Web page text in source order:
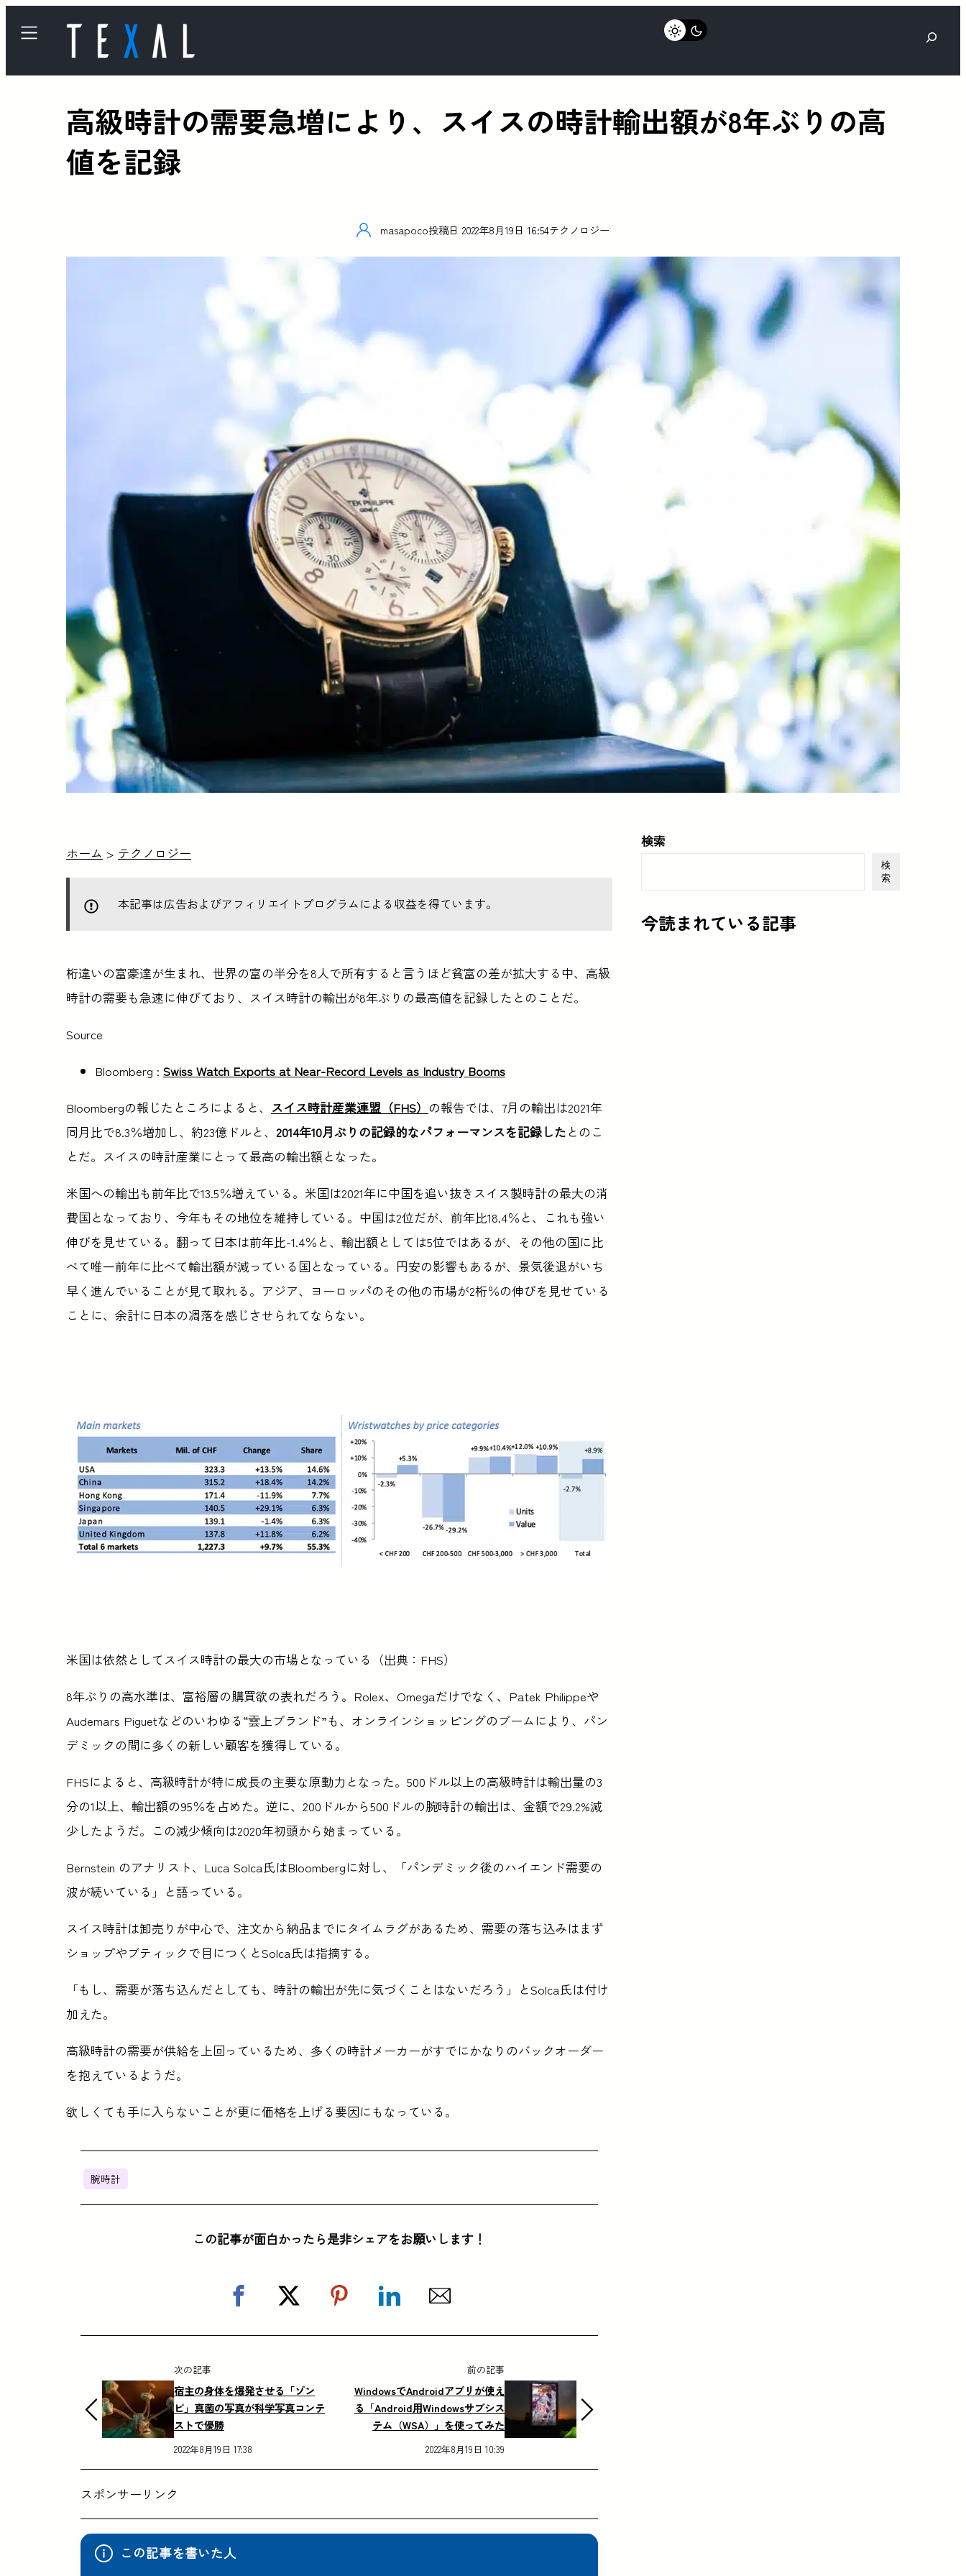
検
高級時計の需要急増により、スイスの時計輸出額が8年ぶりの高
値を記録
masapoco投稿日 2022年8月19日 16:54テクノロジー
ホーム > テクノロジー
本記事は広告およびアフィリエイトプログラムによる収益を得ています。
桁違いの富豪達が生まれ、世界の富の半分を8人で所有すると言うほど貧富の差が拡大する中、高級
時計の需要も急速に伸びており、スイス時計の輸出が8年ぶりの最高値を記録したとのことだ。
Source
Bloomberg : Swiss Watch Exports at Near-Record Levels as Industry Booms
Bloombergの報じたところによると、 スイス時計産業連盟（FHS） の報告では、7月の輸出は2021年
同月比で8.3％増加し、約23億ドルと、 2014年10月ぶりの記録的なパフォーマンスを記録した とのこ
とだ。スイスの時計産業にとって最高の輸出額となった。
米国への輸出も前年比で13.5％増えている。米国は2021年に中国を追い抜きスイス製時計の最大の消
費国となっており、今年もその地位を維持している。中国は2位だが、前年比18.4％と、これも強い
伸びを見せている。翻って日本は前年比-1.4％と、輸出額としては5位ではあるが、その他の国に比
べて唯一前年に比べて輸出額が減っている国となっている。円安の影響もあるが、景気後退がいち
早く進んでいることが見て取れる。アジア、ヨーロッパのその他の市場が2桁％の伸びを見せている
ことに、余計に日本の凋落を感じさせられてならない。
米国は依然としてスイス時計の最大の市場となっている（出典：FHS）
8年ぶりの高水準は、富裕層の購買欲の表れだろう。Rolex、Omegaだけでなく、Patek Philippeや
Audemars Piguetなどのいわゆる“雲上ブランド”も、オンラインショッピングのブームにより、パン
デミックの間に多くの新しい顧客を獲得している。
FHSによると、高級時計が特に成長の主要な原動力となった。500ドル以上の高級時計は輸出量の3
分の1以上、輸出額の95％を占めた。逆に、200ドルから500ドルの腕時計の輸出は、金額で29.2%減
少したようだ。この減少傾向は2020年初頭から始まっている。
Bernstein のアナリスト、Luca Solca氏はBloombergに対し、「パンデミック後のハイエンド需要の
波が続いている」と語っている。
スイス時計は卸売りが中心で、注文から納品までにタイムラグがあるため、需要の落ち込みはまず
ショップやブティックで目につくとSolca氏は指摘する。
「もし、需要が落ち込んだとしても、時計の輸出が先に気づくことはないだろう」とSolca氏は付け
加えた。
高級時計の需要が供給を上回っているため、多くの時計メーカーがすでにかなりのバックオーダー
を抱えているようだ。
欲しくても手に入らないことが更に価格を上げる要因にもなっている。
腕時計
この記事が面白かったら是非シェアをお願いします！
次の記事
宿主の身体を爆発させる「ゾン
ビ」真菌の写真が科学写真コンテ
ストで優勝
2022年8月19日 17:38
前の記事
WindowsでAndroidアプリが使え
る「Android用Windowsサブシス
テム（WSA）」を使ってみた
2022年8月19日 10:39
スポンサーリンク
この記事を書いた人
検索
検
索
今読まれている記事